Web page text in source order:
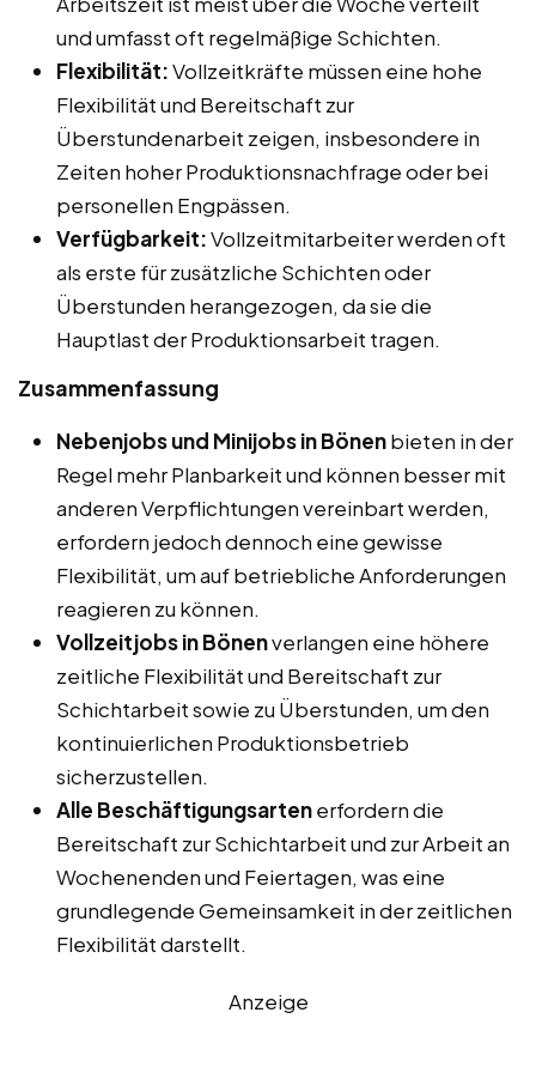
und umfasst oft regelmäßige Schichten.
Flexibilität:Vollzeitkräfte müssen eine hohe
Flexibilität und Bereitschaft zur
Überstundenarbeit zeigen, insbesondere in
Zeiten hoher Produktionsnachfrage oder bei
personellen Engpässen.
Verfügbarkeit:Vollzeitmitarbeiter werden oft
als erste für zusätzliche Schichten oder
Überstunden herangezogen, da sie die
Hauptlast der Produktionsarbeit tragen.
Zusammenfassung
Nebenjobs und Minijobs in Bönenbieten in der
Regel mehr Planbarkeit und können besser mit
anderen Verpflichtungen vereinbart werden,
erfordern jedoch dennoch eine gewisse
Flexibilität, um auf betriebliche Anforderungen
reagieren zu können.
Vollzeitjobs in Bönenverlangen eine höhere
zeitliche Flexibilität und Bereitschaft zur
Schichtarbeit sowie zu Überstunden, um den
kontinuierlichen Produktionsbetrieb
sicherzustellen.
Alle Beschäftigungsartenerfordern die
Bereitschaft zur Schichtarbeit und zur Arbeit an
Wochenenden und Feiertagen, was eine
grundlegende Gemeinsamkeit in der zeitlichen
Flexibilität darstellt.
Anzeige